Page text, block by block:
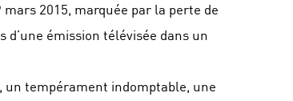
2015, marquée par la perte de
émission télévisée dans un
un tempérament indomptable, une